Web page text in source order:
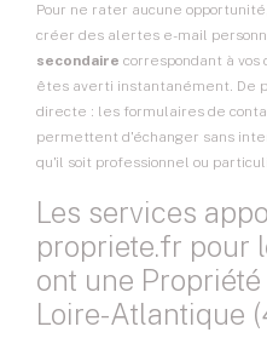
Pour ne rater aucune
créer des alertes e-mail
secondaire correspondant à
êtes averti instantanément. De
directe : les formulaires de
permettent d'échanger sans
qu'il soit professionnel ou
Les services
propriete.fr pour
ont une
Loire-Atlantique